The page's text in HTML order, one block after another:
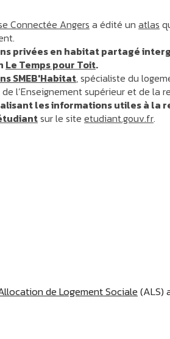
Connectée Angers a édité un atlas
privées en habitat partagé
Le Temps pour Toit.
SMEB'Habitat, spécialiste du
l’Enseignement supérieur et de la
les informations utiles à la
sur le site etudiant.gouv.fr.
de Logement Sociale(ALS)